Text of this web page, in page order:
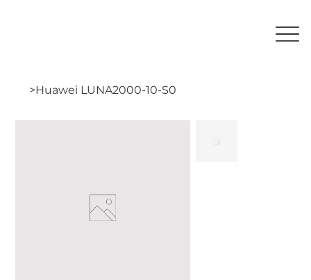
>Huawei LUNA2000-10-S0